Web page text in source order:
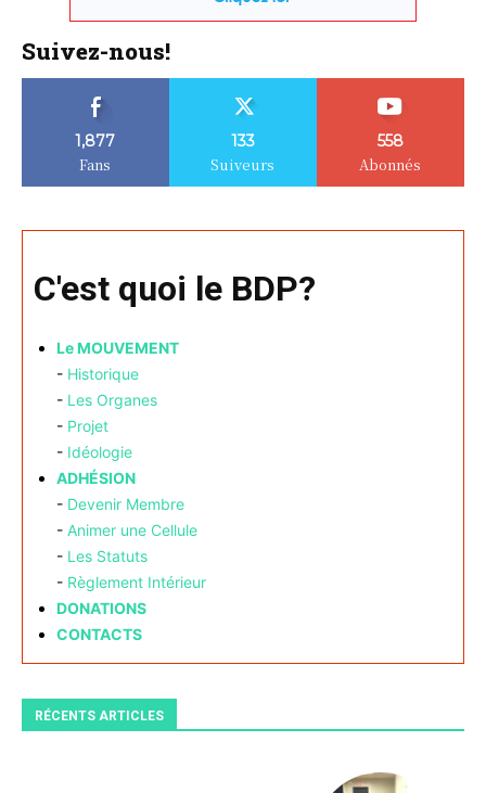
Suivez-nous!
1,877
Fans
133
Suiveurs
558
Abonnés
C'est quoi le BDP?
Le MOUVEMENT
- Historique
- Les Organes
- Projet
- Idéologie
ADHÉSION
- Devenir Membre
- Animer une Cellule
- Les Statuts
- Règlement Intérieur
DONATIONS
CONTACTS
RÉCENTS ARTICLES